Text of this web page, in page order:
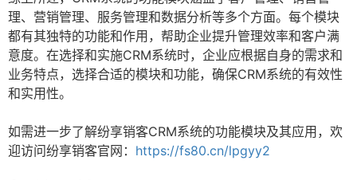
理、营销管理、服务管理和数据分析等多个方面。每个模块
都有其独特的功能和作用，帮助企业提升管理效率和客户满
意度。在选择和实施CRM系统时，企业应根据自身的需求和
业务特点，选择合适的模块和功能，确保CRM系统的有效性
和实用性。
如需进一步了解纷享销客CRM系统的功能模块及其应用，欢
迎访问纷享销客官网： https://fs80.cn/lpgyy2